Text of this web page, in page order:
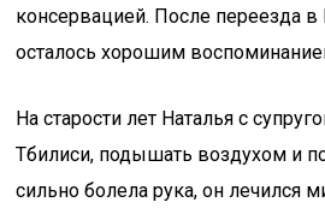
консервацией. После переезда
осталось хорошим
На старости лет Наталья с
Тбилиси, подышать воздухом и
сильно болела рука, он лечился